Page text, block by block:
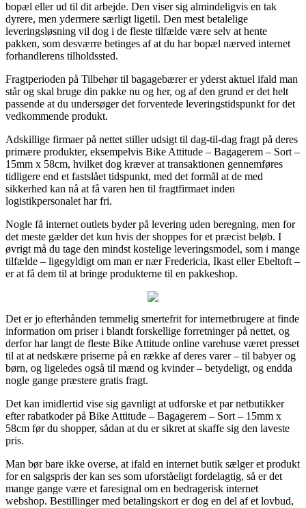
bopæl eller ud til dit arbejde. Den viser sig almindeligvis en tak
dyrere, men ydermere særligt ligetil. Den mest betalelige
leveringsløsning vil dog i de fleste tilfælde være selv at hente
pakken, som desværre betinges af at du har bopæl nærved internet
forhandlerens tilholdssted.
Fragtperioden på Tilbehør til bagagebærer er yderst aktuel ifald man
står og skal bruge din pakke nu og her, og af den grund er det helt
passende at du undersøger det forventede leveringstidspunkt for det
vedkommende produkt.
Adskillige firmaer på nettet stiller udsigt til dag-til-dag fragt på deres
primære produkter, eksempelvis Bike Attitude – Bagagerem – Sort –
15mm x 58cm, hvilket dog kræver at transaktionen gennemføres
tidligere end et fastslået tidspunkt, med det formål at de med
sikkerhed kan nå at få varen hen til fragtfirmaet inden
logistikpersonalet har fri.
Nogle få internet outlets byder på levering uden beregning, men for
det meste gælder det kun hvis der shoppes for et præcist beløb. I
øvrigt må du tage den mindst kostelige leveringsmodel, som i mange
tilfælde – ligegyldigt om man er nær Fredericia, Ikast eller Ebeltoft –
er at få dem til at bringe produkterne til en pakkeshop.
Det er jo efterhånden temmelig smertefrit for internetbrugere at finde
information om priser i blandt forskellige forretninger på nettet, og
derfor har langt de fleste Bike Attitude online varehuse været presset
til at at nedskære priserne på en række af deres varer – til babyer og
børn, og ligeledes også til mænd og kvinder – betydeligt, og endda
nogle gange præstere gratis fragt.
Det kan imidlertid vise sig gavnligt at udforske et par netbutikker
efter rabatkoder på Bike Attitude – Bagagerem – Sort – 15mm x
58cm før du shopper, sådan at du er sikret at skaffe sig den laveste
pris.
Man bør bare ikke overse, at ifald en internet butik sælger et produkt
for en salgspris der kan ses som uforståeligt fordelagtig, så er det
mange gange være et faresignal om en bedragerisk internet
webshop. Bestillinger med betalingskort er dog en del af et lovbud,